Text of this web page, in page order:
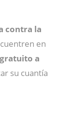
contra la
en
a
su cuantía